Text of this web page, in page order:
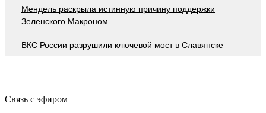
Мендель раскрыла истинную причину поддержки
Зеленского Макроном
ВКС России разрушили ключевой мост в Славянске
Связь с эфиром